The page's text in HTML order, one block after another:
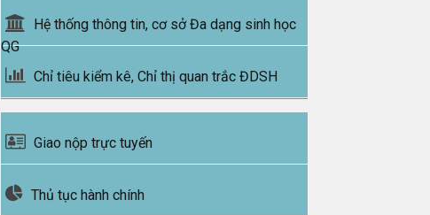
Hệ thống thông tin, cơ sở Đa dạng sinh học
QG
Chỉ tiêu kiểm kê, Chỉ thị quan trắc ĐDSH
Giao nộp trực tuyến
Thủ tục hành chính